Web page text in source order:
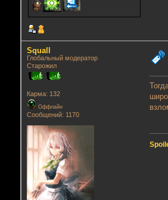
Squall
Глобальный модератор
Старожил
Карма: 132
Оффлайн
Сообщений: 1170